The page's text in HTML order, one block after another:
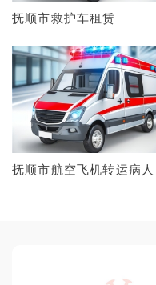
抚顺市救护车租赁
抚顺市航空飞机转运病人